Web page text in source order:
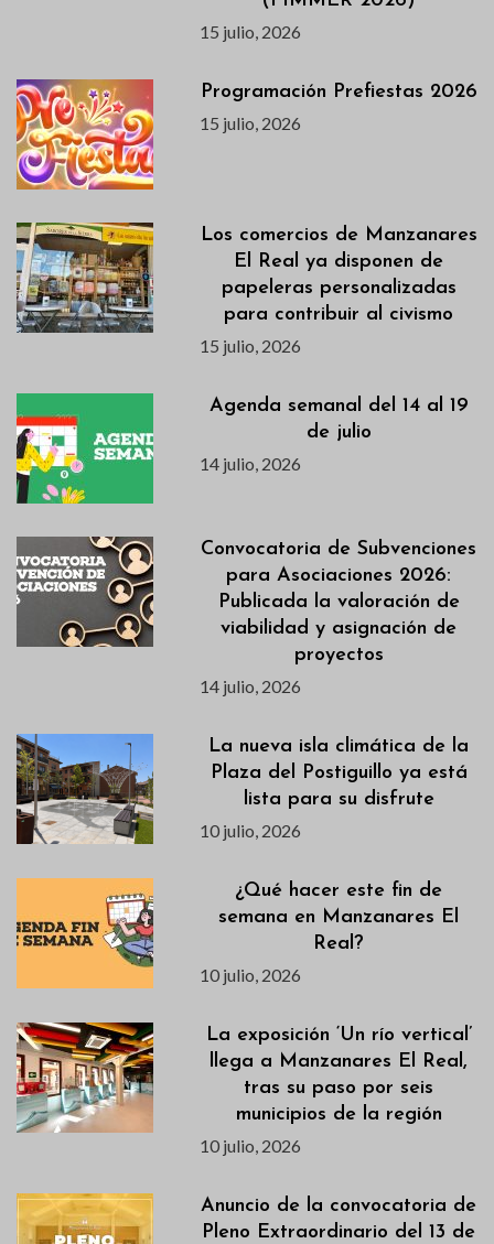
15 julio, 2026
Programación Prefiestas 2026
15 julio, 2026
Los comercios de Manzanares
El Real ya disponen de
papeleras personalizadas
para contribuir al civismo
15 julio, 2026
Agenda semanal del 14 al 19
de julio
14 julio, 2026
Convocatoria de Subvenciones
para Asociaciones 2026:
Publicada la valoración de
viabilidad y asignación de
proyectos
14 julio, 2026
La nueva isla climática de la
Plaza del Postiguillo ya está
lista para su disfrute
10 julio, 2026
¿Qué hacer este fin de
semana en Manzanares El
Real?
10 julio, 2026
La exposición ‘Un río vertical’
llega a Manzanares El Real,
tras su paso por seis
municipios de la región
10 julio, 2026
Anuncio de la convocatoria de
Pleno Extraordinario del 13 de